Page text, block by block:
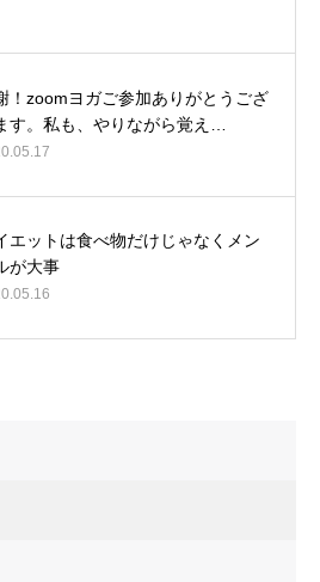
！zoomヨガご参加ありがとうござ
す。私も、やりながら覚え…
エットは食べ物だけじゃなくメン
が大事